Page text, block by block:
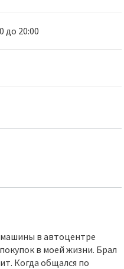
до 20:00
в автоцентре
в моей жизни. Брал
Когда общался по